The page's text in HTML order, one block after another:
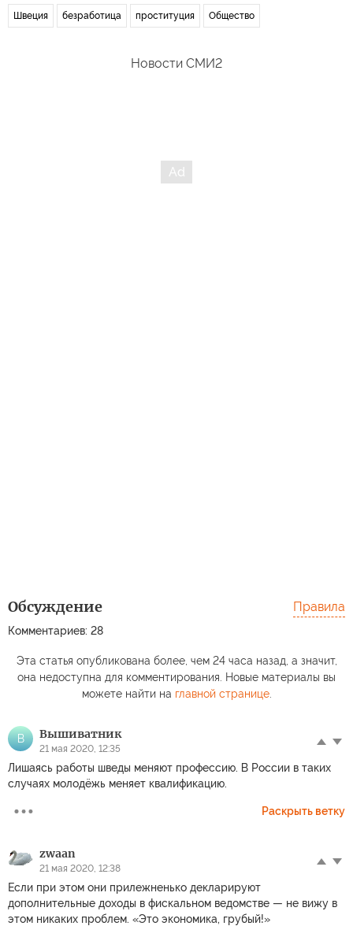
Швеция безработица проституция Общество
Новости СМИ2
Обсуждение
Комментариев: 28
Правила
Эта статья опубликована более, чем 24 часа назад, а значит,
она недоступна для комментирования. Новые материалы вы
можете найти на главной странице.
В Вышиватник
21 мая 2020, 12:35
Лишаясь работы шведы меняют профессию. В России в таких
случаях молодёжь меняет квалификацию.
Раскрыть ветку
zwaan
21 мая 2020, 12:38
Если при этом они прилежненько декларируют
дополнительные доходы в фискальном ведомстве — не вижу в
этом никаких проблем. «Это экономика, грубый!»